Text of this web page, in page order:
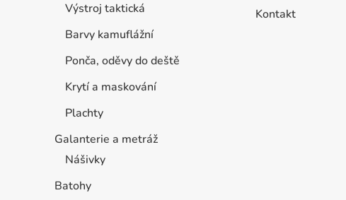
Výstroj taktická
Barvy kamuflážní
Ponča, oděvy do deště
Krytí a maskování
Plachty
Galanterie a metráž
Nášivky
Batohy
Kontakt